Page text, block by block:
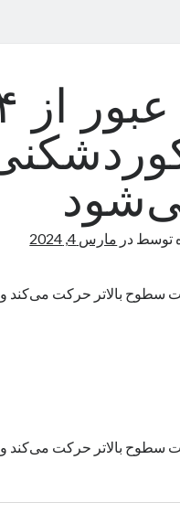
توسط در مارس 4, 2024